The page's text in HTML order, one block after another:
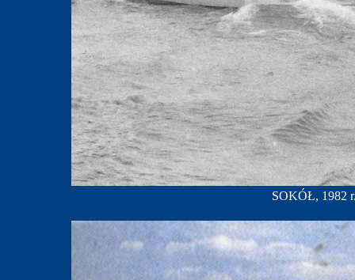
SOKÓŁ, 1982